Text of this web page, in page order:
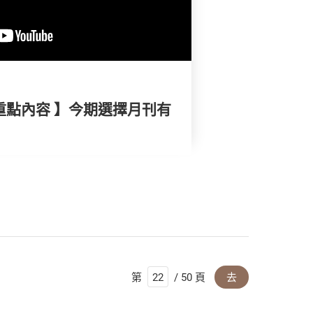
內容 】今期選擇月刊有
第 / 50 頁 去